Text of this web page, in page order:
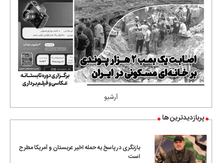
آرشیو
پربازدیدترین ها
بازنگری در پاسخ به حمله اخیر عربستان و آمریکا مطرح
است